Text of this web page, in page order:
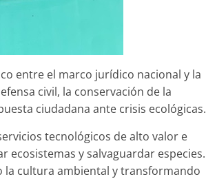
entre el marco jurídico nacional y la
civil, la conservación de la
ciudadana ante crisis ecológicas.
tecnológicos de alto valor e
y salvaguardar especies.
la cultura ambiental y transformando